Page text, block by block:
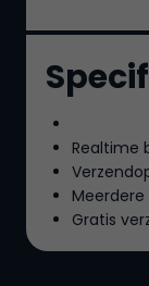
Realtime
Gratis